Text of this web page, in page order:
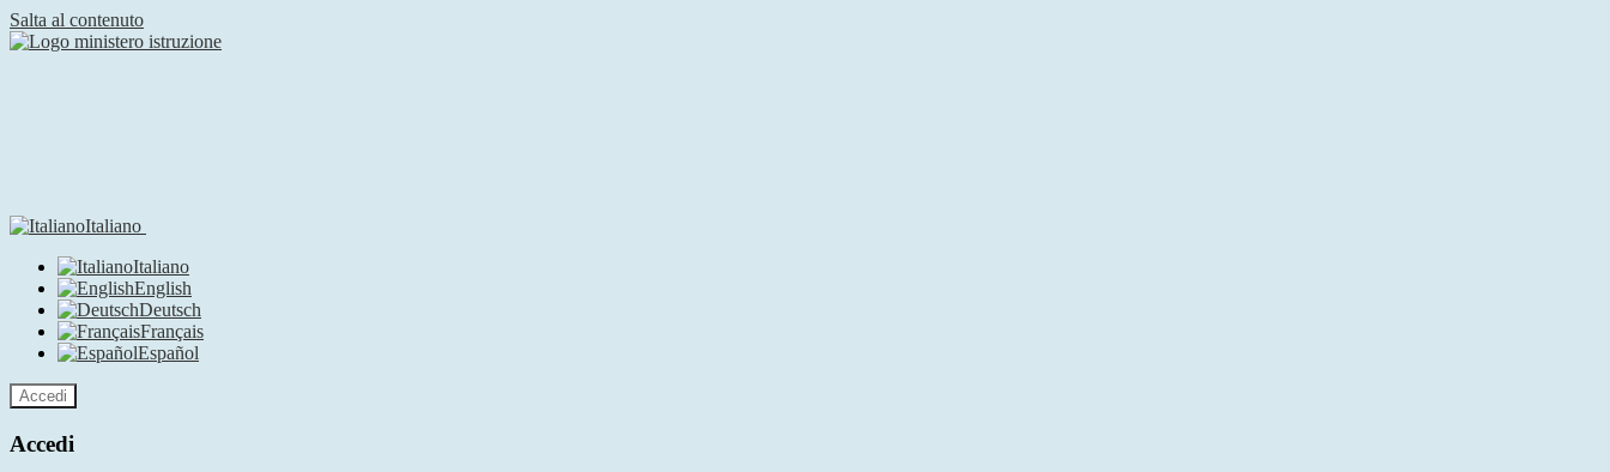
Salta al contenuto
Italiano
Italiano
English
Deutsch
Français
Español
Accedi
Accedi